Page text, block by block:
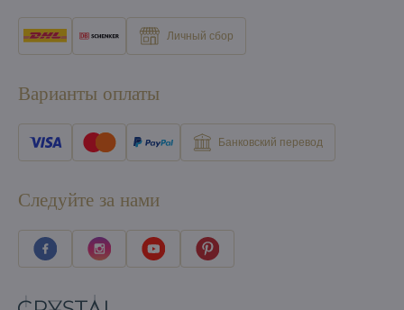
Личный сбор
Варианты оплаты
Банковский перевод
Следуйте за нами